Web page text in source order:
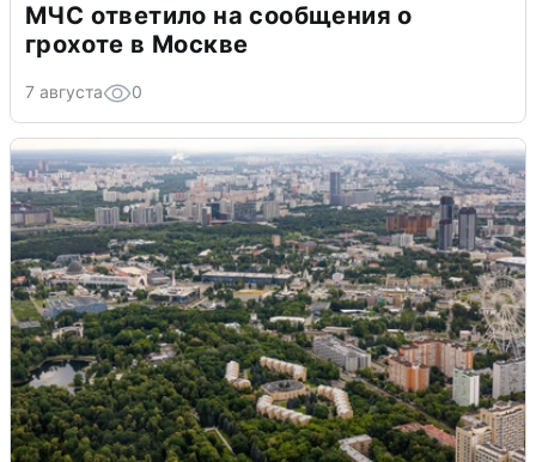
МЧС ответило на сообщения о
грохоте в Москве
7 августа 0